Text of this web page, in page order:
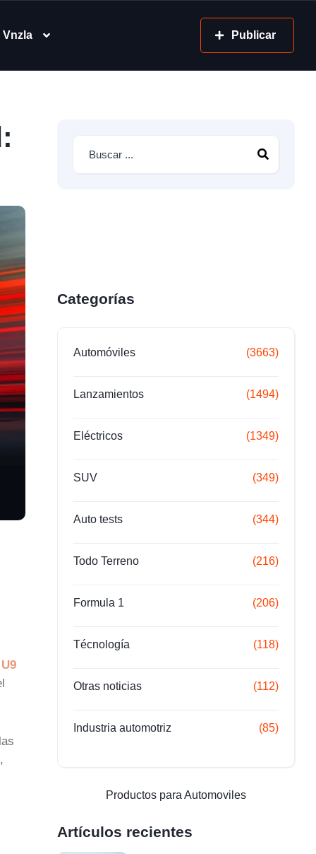
Vnzla Publicar
Categorías
Automóviles (3663)
Lanzamientos (1494)
Eléctricos (1349)
SUV (349)
Auto tests (344)
Todo Terreno (216)
Formula 1 (206)
Técnología (118)
Otras noticias (112)
Industria automotriz (85)
Productos para Automoviles
Artículos recientes